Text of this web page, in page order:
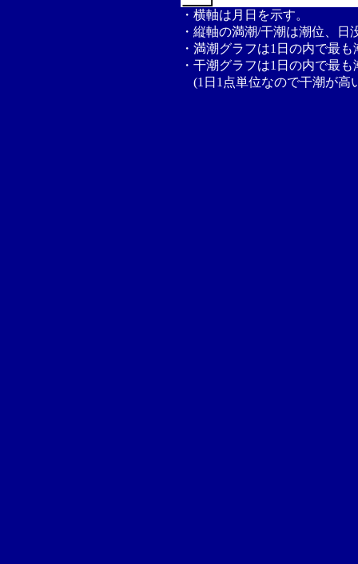
・横軸は月日を示す。
・縦軸の満潮/干潮は潮位、
・満潮グラフは1日の内で最
・干潮グラフは1日の内で最
(1日1点単位なので干潮が高